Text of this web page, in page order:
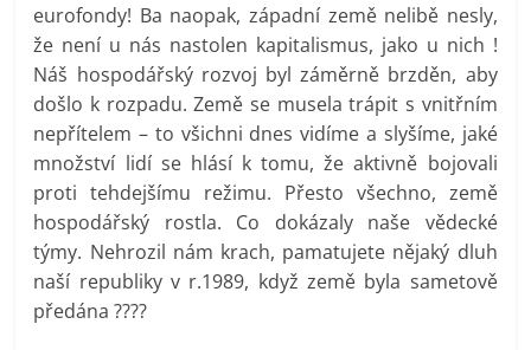
eurofondy! Ba naopak, západní země nelibě nesly,
že není u nás nastolen kapitalismus, jako u nich !
Náš hospodářský rozvoj byl záměrně brzděn, aby
došlo k rozpadu. Země se musela trápit s vnitřním
nepřítelem – to všichni dnes vidíme a slyšíme, jaké
množství lidí se hlásí k tomu, že aktivně bojovali
proti tehdejšímu režimu. Přesto všechno, země
hospodářský rostla. Co dokázaly naše vědecké
týmy. Nehrozil nám krach, pamatujete nějaký dluh
naší republiky v r.1989, když země byla sametově
předána ????